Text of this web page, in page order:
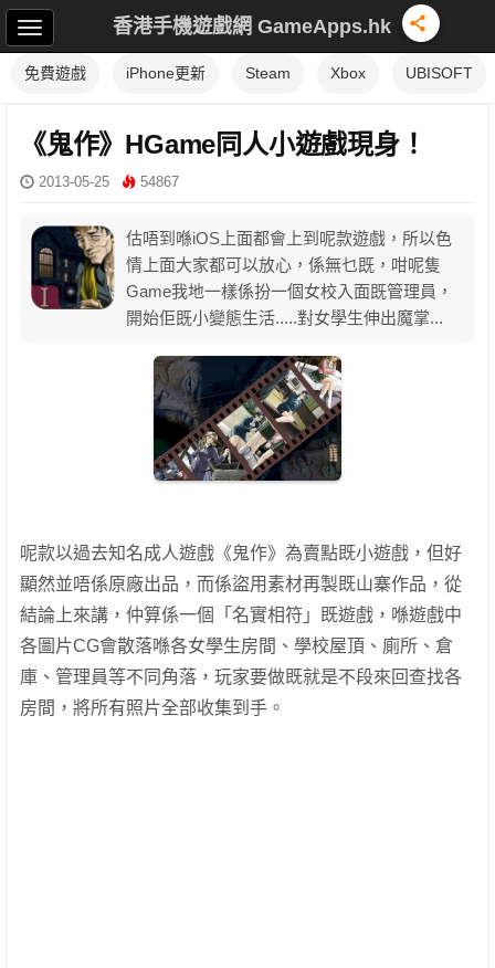
香港手機遊戲網 GameApps.hk
免費遊戲 iPhone更新 Steam Xbox UBISOFT
《鬼作》HGame同人小遊戲現身！
2013-05-25 54867
估唔到喺iOS上面都會上到呢款遊戲，所以色
情上面大家都可以放心，係無乜既，咁呢隻
Game我地一樣係扮一個女校入面既管理員，
開始佢既小變態生活.....對女學生伸出魔掌...
呢款以過去知名成人遊戲《鬼作》為賣點既小遊戲，但好
顯然並唔係原廠出品，而係盜用素材再製既山寨作品，從
結論上來講，仲算係一個「名實相符」既遊戲，喺遊戲中
各圖片CG會散落喺各女學生房間、學校屋頂、廁所、倉
庫、管理員等不同角落，玩家要做既就是不段來回查找各
房間，將所有照片全部收集到手。